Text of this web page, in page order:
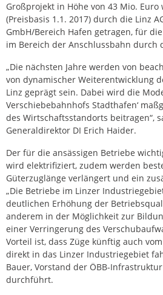
Großprojekt in Höhe von 43 Mio. Euro
(Preisbasis 1.1. 2017) durch die Linz
GmbH/Bereich Hafen getragen, für
im Bereich der Anschlussbahn durch
„Die nächsten Jahre werden von
von dynamischer Weiterentwicklung
Linz geprägt sein. Dabei wird die
Verschiebebahnhofs Stadthafen‘
des Wirtschaftsstandorts beitragen“,
Generaldirektor DI Erich Haider.
Der für die ansässigen Betriebe
wird elektrifiziert, zudem werden
Güterzuglänge verlängert und ein
„Die Betriebe im Linzer
deutlichen Erhöhung der
anderem in der Möglichkeit zur
einer Verringerung des
Vorteil ist, dass Züge künftig auch
direkt in das Linzer Industriegebiet
Bauer, Vorstand der ÖBB-
durchführt.